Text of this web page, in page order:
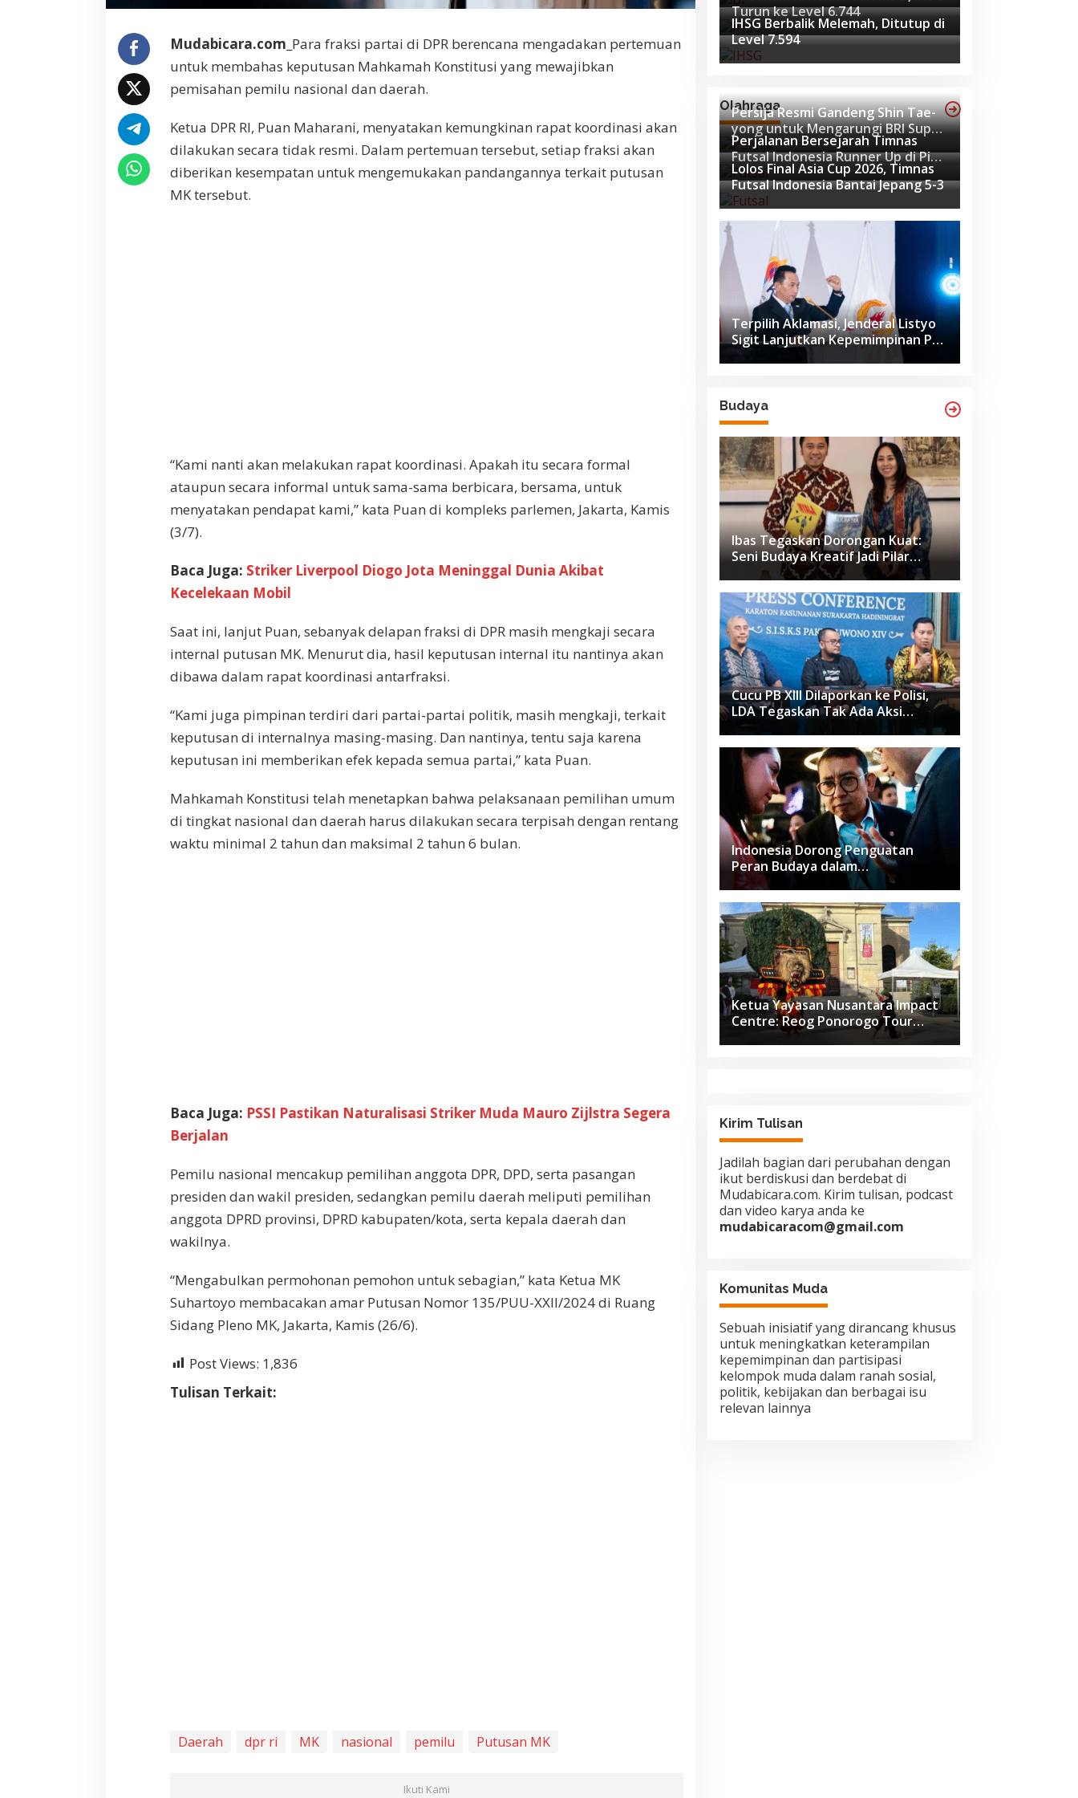
t
s
a
n
M
P
m
i
Mudabicara.com _Para fraksi partai di DPR berencana mengadakan pertemuan
untuk membahas keputusan Mahkamah Konstitusi yang mewajibkan
pemisahan pemilu nasional dan daerah.
Ketua DPR RI, Puan Maharani, menyatakan kemungkinan rapat koordinasi akan
dilakukan secara tidak resmi. Dalam pertemuan tersebut, setiap fraksi akan
diberikan kesempatan untuk mengemukakan pandangannya terkait putusan
MK tersebut.
“Kami nanti akan melakukan rapat koordinasi. Apakah itu secara formal
ataupun secara informal untuk sama-sama berbicara, bersama, untuk
menyatakan pendapat kami,” kata Puan di kompleks parlemen, Jakarta, Kamis
(3/7).
Baca Juga: Striker Liverpool Diogo Jota Meninggal Dunia Akibat
Kecelekaan Mobil
Saat ini, lanjut Puan, sebanyak delapan fraksi di DPR masih mengkaji secara
internal putusan MK. Menurut dia, hasil keputusan internal itu nantinya akan
dibawa dalam rapat koordinasi antarfraksi.
“Kami juga pimpinan terdiri dari partai-partai politik, masih mengkaji, terkait
keputusan di internalnya masing-masing. Dan nantinya, tentu saja karena
keputusan ini memberikan efek kepada semua partai,” kata Puan.
Mahkamah Konstitusi telah menetapkan bahwa pelaksanaan pemilihan umum
di tingkat nasional dan daerah harus dilakukan secara terpisah dengan rentang
waktu minimal 2 tahun dan maksimal 2 tahun 6 bulan.
Baca Juga: PSSI Pastikan Naturalisasi Striker Muda Mauro Zijlstra Segera
Berjalan
Pemilu nasional mencakup pemilihan anggota DPR, DPD, serta pasangan
presiden dan wakil presiden, sedangkan pemilu daerah meliputi pemilihan
anggota DPRD provinsi, DPRD kabupaten/kota, serta kepala daerah dan
wakilnya.
“Mengabulkan permohonan pemohon untuk sebagian,” kata Ketua MK
Suhartoyo membacakan amar Putusan Nomor 135/PUU-XXII/2024 di Ruang
Sidang Pleno MK, Jakarta, Kamis (26/6).
Post Views: 1,836
Tulisan Terkait:
Daerah dpr ri MK nasional pemilu Putusan MK
Ikuti Kami
Turun ke Level 6.744
IHSG Berbalik Melemah, Ditutup di
Level 7.594
Olahraga
Persija Resmi Gandeng Shin Tae-
yong untuk Mengarungi BRI Super
League 2026-2027
Perjalanan Bersejarah Timnas
Futsal Indonesia Runner Up di Piala
Asia Futsal 2026
Lolos Final Asia Cup 2026, Timnas
Futsal Indonesia Bantai Jepang 5-3
Terpilih Aklamasi, Jenderal Listyo
Sigit Lanjutkan Kepemimpinan PB
ISSI hingga 2029
Budaya
Ibas Tegaskan Dorongan Kuat:
Seni Budaya Kreatif Jadi Pilar
Utama Identitas dan Ekonomi
Nasional
Cucu PB XIII Dilaporkan ke Polisi,
LDA Tegaskan Tak Ada Aksi
Pemukulan
Indonesia Dorong Penguatan
Peran Budaya dalam
Pembangunan Global di Forum G20
Afrika Selatan
Ketua Yayasan Nusantara Impact
Centre: Reog Ponorogo Tour
Europe adalah Langkah Strategis
Kirim Tulisan
Jadilah bagian dari perubahan dengan
ikut berdiskusi dan berdebat di
Mudabicara.com. Kirim tulisan, podcast
dan video karya anda ke
mudabicaracom@gmail.com
Komunitas Muda
Sebuah inisiatif yang dirancang khusus
untuk meningkatkan keterampilan
kepemimpinan dan partisipasi
kelompok muda dalam ranah sosial,
politik, kebijakan dan berbagai isu
relevan lainnya